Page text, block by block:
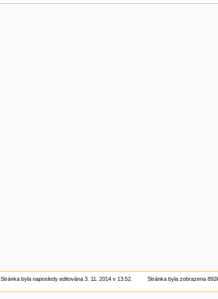
Stránka byla naposledy editována 3. 11. 2014 v 13:52. Stránka byla zobrazena